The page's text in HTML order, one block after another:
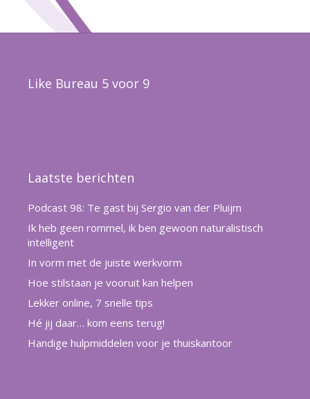
Like Bureau 5 voor 9
Laatste berichten
Podcast 98: Te gast bij Sergio van der Pluijm
Ik heb geen rommel, ik ben gewoon naturalistisch
intelligent
In vorm met de juiste werkvorm
Hoe stilstaan je vooruit kan helpen
Lekker online, 7 snelle tips
Hé jij daar… kom eens terug!
Handige hulpmiddelen voor je thuiskantoor